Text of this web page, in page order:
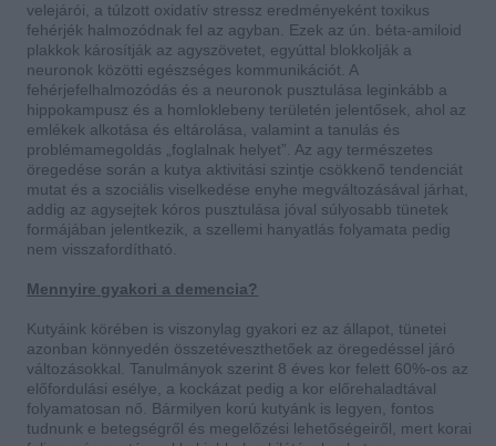
velejárói, a túlzott oxidatív stressz eredményeként toxikus
fehérjék halmozódnak fel az agyban. Ezek az ún. béta-amiloid
plakkok károsítják az agyszövetet, egyúttal blokkolják a
neuronok közötti egészséges kommunikációt. A
fehérjefelhalmozódás és a neuronok pusztulása leginkább a
hippokampusz és a homloklebeny területén jelentősek, ahol az
emlékek alkotása és eltárolása, valamint a tanulás és
problémamegoldás „foglalnak helyet”. Az agy természetes
öregedése során a kutya aktivitási szintje csökkenő tendenciát
mutat és a szociális viselkedése enyhe megváltozásával járhat,
addig az agysejtek kóros pusztulása jóval súlyosabb tünetek
formájában jelentkezik, a szellemi hanyatlás folyamata pedig
nem visszafordítható.
Mennyire gyakori a demencia?
Kutyáink körében is viszonylag gyakori ez az állapot, tünetei
azonban könnyedén összetéveszthetőek az öregedéssel járó
változásokkal. Tanulmányok szerint 8 éves kor felett 60%-os az
előfordulási esélye, a kockázat pedig a kor előrehaladtával
folyamatosan nő. Bármilyen korú kutyánk is legyen, fontos
tudnunk e betegségről és megelőzési lehetőségeiről, mert korai